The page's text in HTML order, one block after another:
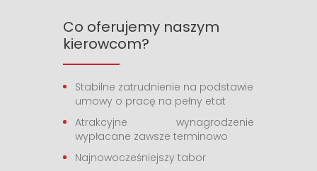
Co oferujemy naszym
kierowcom?
Stabilne zatrudnienie na podstawie
umowy o pracę na pełny etat
Atrakcyjne wynagrodzenie
wypłacane zawsze terminowo
Najnowocześniejszy tabor